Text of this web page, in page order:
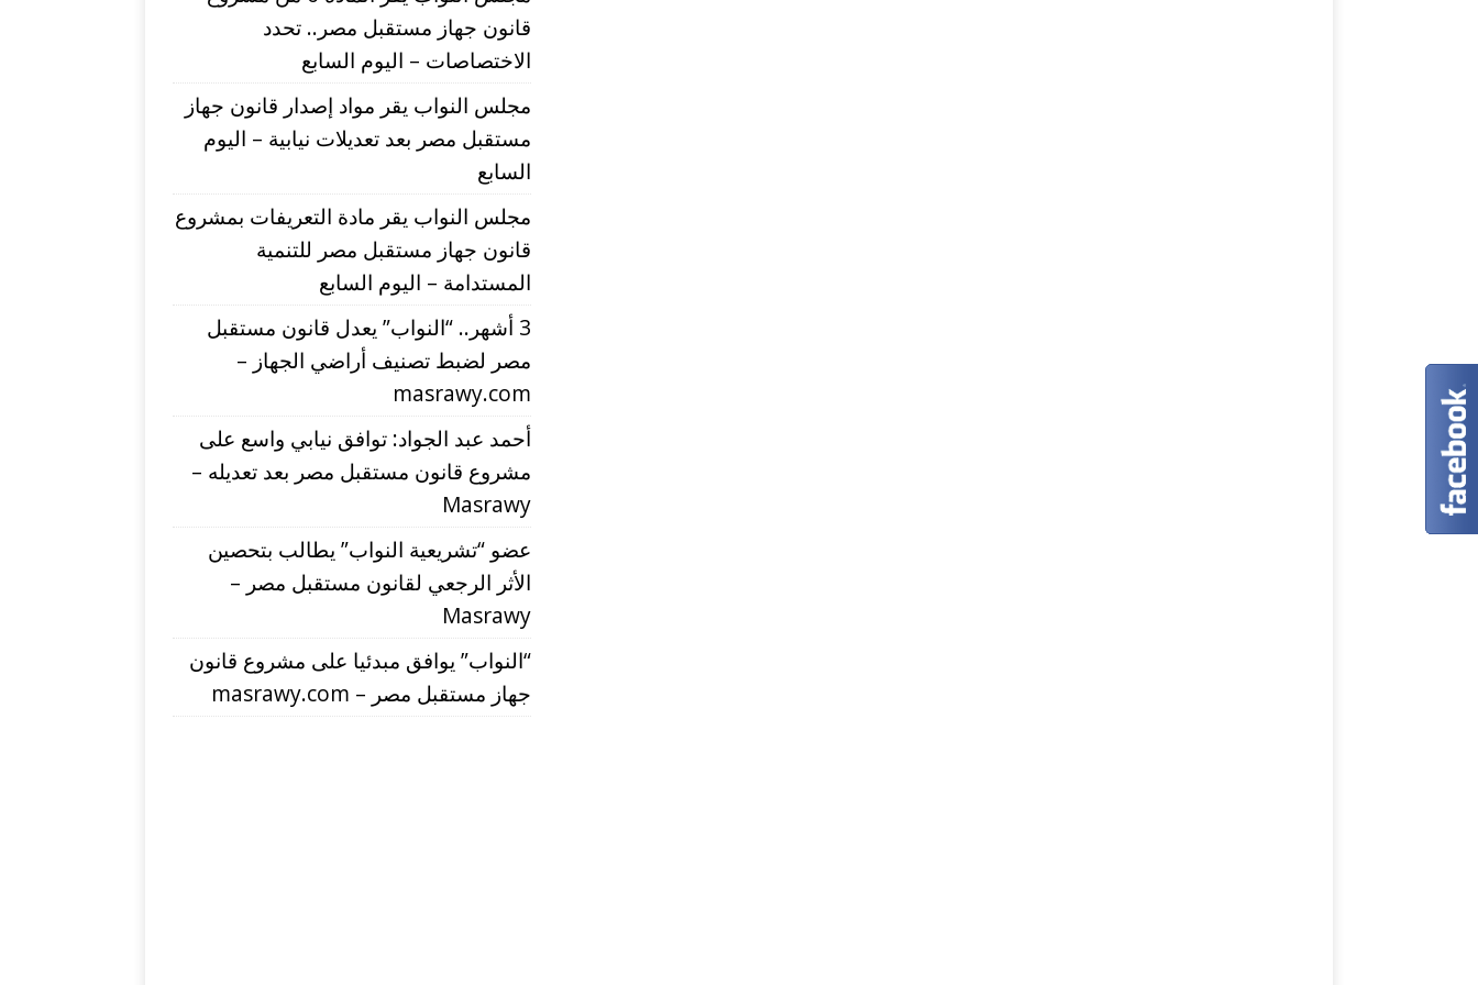
قانون جهاز مستقبل مصر.. تحدد
الاختصاصات – اليوم السابع
مجلس النواب يقر مواد إصدار قانون جهاز
مستقبل مصر بعد تعديلات نيابية – اليوم
السابع
مجلس النواب يقر مادة التعريفات بمشروع
قانون جهاز مستقبل مصر للتنمية
المستدامة – اليوم السابع
3 أشهر.. “النواب” يعدل قانون مستقبل
مصر لضبط تصنيف أراضي الجهاز –
masrawy.com
أحمد عبد الجواد: توافق نيابي واسع على
مشروع قانون مستقبل مصر بعد تعديله –
Masrawy
عضو “تشريعية النواب” يطالب بتحصين
الأثر الرجعي لقانون مستقبل مصر –
Masrawy
“النواب” يوافق مبدئيا على مشروع قانون
جهاز مستقبل مصر – masrawy.com